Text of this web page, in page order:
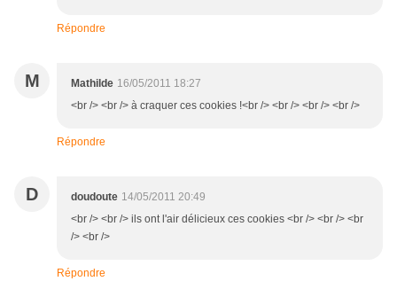
Répondre
M Mathilde 16/05/2011 18:27
<br /> <br /> à craquer ces cookies !<br /> <br /> <br /> <br />
Répondre
D doudoute 14/05/2011 20:49
<br /> <br /> ils ont l'air délicieux ces cookies <br /> <br /> <br
/> <br />
Répondre